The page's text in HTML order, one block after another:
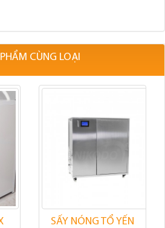
CÙNG LOẠI
SẤY NÓNG TỔ YẾN